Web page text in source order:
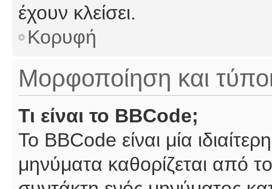
έχουν κλείσει.
Κορυφή
Μορφοποίηση και
Τι είναι το BBCode;
Το BBCode είναι μία
μηνύματα καθορίζεται από